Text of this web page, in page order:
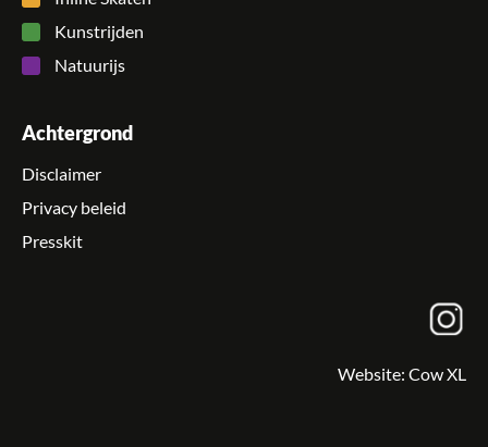
Kunstrijden
Natuurijs
Achtergrond
Disclaimer
Privacy beleid
Presskit
Website: Cow XL